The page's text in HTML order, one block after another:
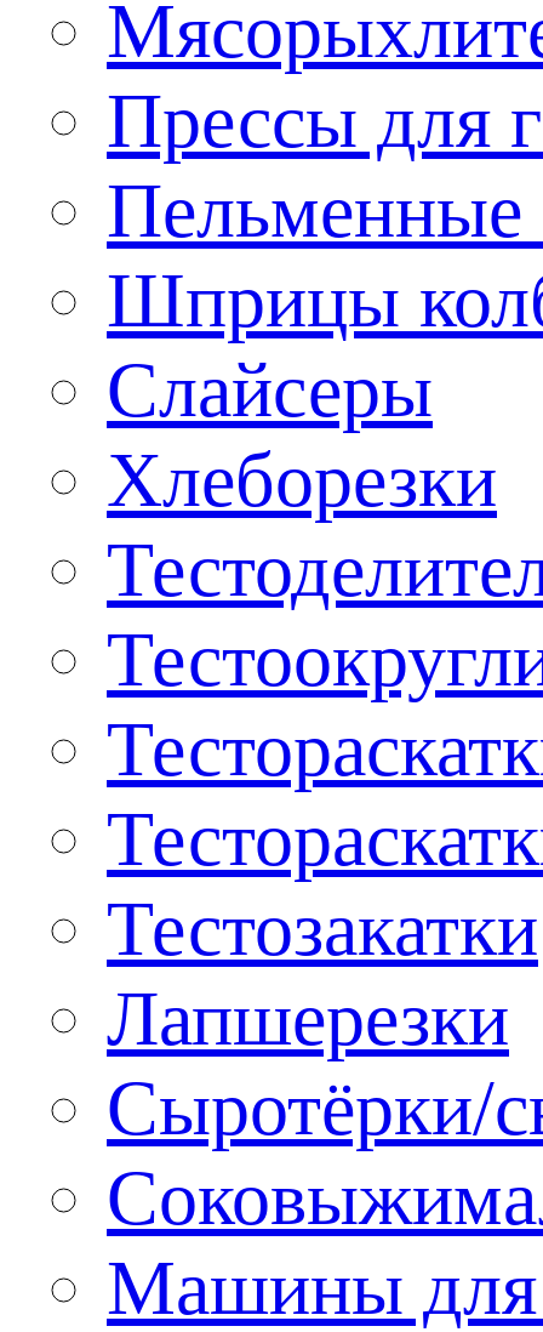
Прессы для
Пельменные
Шприцы
Слайсеры
Хлеборезки
Тестозакатки
Лапшерезки
Сыротёрки/
Машины для